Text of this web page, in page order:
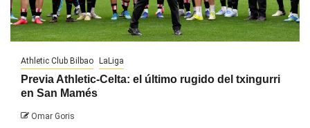
Athletic Club Bilbao LaLiga
Previa Athletic-Celta: el último rugido del txingurri
en San Mamés
Omar Goris